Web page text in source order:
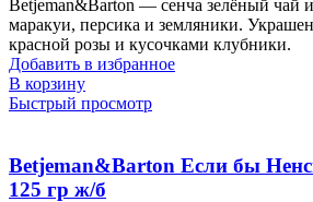
Betjeman&Barton — сенча зелёный чай
маракуи, персика и земляники.
красной розы и кусочками клубники.
Добавить в избранное
В корзину
Быстрый просмотр
Betjeman&Barton Если бы
125 гр ж/б